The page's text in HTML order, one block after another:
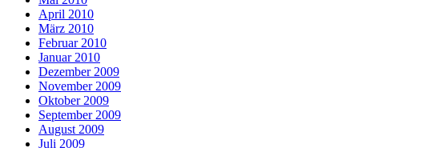
April 2010
März 2010
Februar 2010
Januar 2010
Dezember 2009
November 2009
Oktober 2009
September 2009
August 2009
Juli 2009